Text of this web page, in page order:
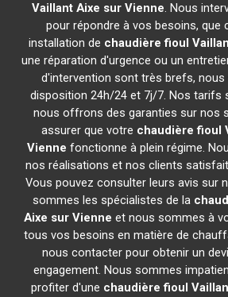
Vaillant Aixe sur Vienne. Nous
pour répondre à vos besoins, que
installation de chaudière fioul
une réparation d'urgence ou un
d'intervention sont très brefs,
disposition 24h/24 et 7j/7. Nos
nous offrons des garanties sur nos
assurer que votre chaudière fioul
Vienne fonctionne à plein régime.
nos réalisations et nos clients
Vous pouvez consulter leurs avis sur
sommes les spécialistes de la
Aixe sur Vienne et nous sommes à
tous vos besoins en matière de
nous contacter pour obtenir un
engagement. Nous sommes
profiter d'une chaudière fioul